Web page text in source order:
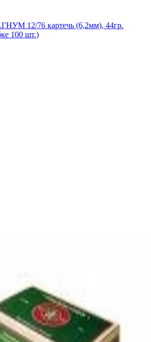
12/76 картечь (6,2мм), 44гр.
100 шт.)